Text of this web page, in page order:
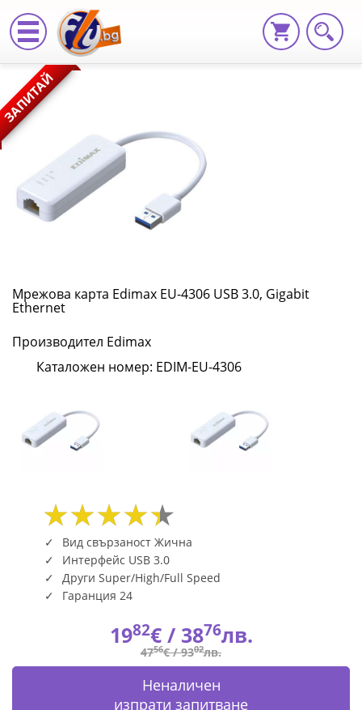
Мрежова
карта
Edimax
EU-
4306
USB
Gigabit
Ethernet
EDIM-
4306
|
ЗАПИТАЙ
Мрежова карта Edimax EU-4306 USB 3.0, Gigabit
Ethernet
Производител Edimax
Каталожен номер: EDIM-EU-4306
Вид свързаност Жична
Интерфейс USB 3.0
Други Super/High/Full Speed
Гаранция 24
1982€ / 3876лв.
4756€ /9302лв.
Неналичен
изпрати запитване